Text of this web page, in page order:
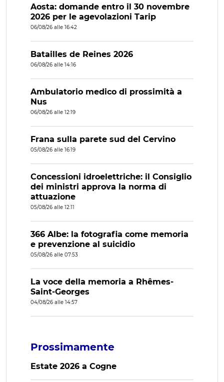
Aosta: domande entro il 30 novembre
2026 per le agevolazioni Tarip
06/08/26 alle 16:42
Batailles de Reines 2026
06/08/26 alle 14:16
Ambulatorio medico di prossimità a
Nus
06/08/26 alle 12:19
Frana sulla parete sud del Cervino
05/08/26 alle 16:19
Concessioni idroelettriche: il Consiglio
dei ministri approva la norma di
attuazione
05/08/26 alle 12:11
366 Albe: la fotografia come memoria
e prevenzione al suicidio
05/08/26 alle 07:53
La voce della memoria a Rhêmes-
Saint-Georges
04/08/26 alle 14:57
Prossimamente
Estate 2026 a Cogne